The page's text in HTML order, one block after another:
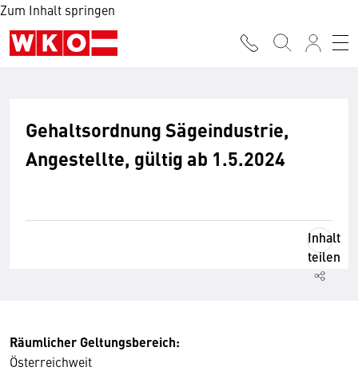
Zum Inhalt springen
Gehaltsordnung Sägeindustrie,
Angestellte, gültig ab 1.5.2024
Inhalt
teilen
Räumlicher Geltungsbereich:
Österreichweit